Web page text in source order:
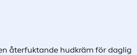
återfuktande hudkräm för daglig